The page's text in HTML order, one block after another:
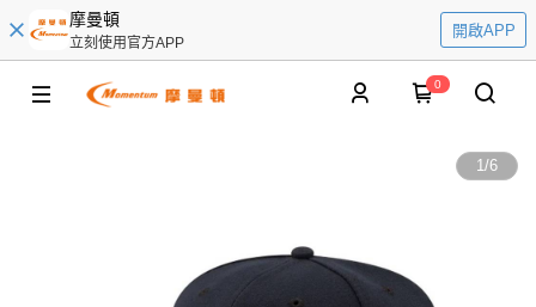
摩曼頓
立刻使用官方APP
開啟APP
0
1/6